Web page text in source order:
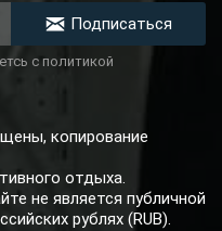
Подписаться
с политикой
копирование
отдыха.
не является публичной
рублях (RUB).